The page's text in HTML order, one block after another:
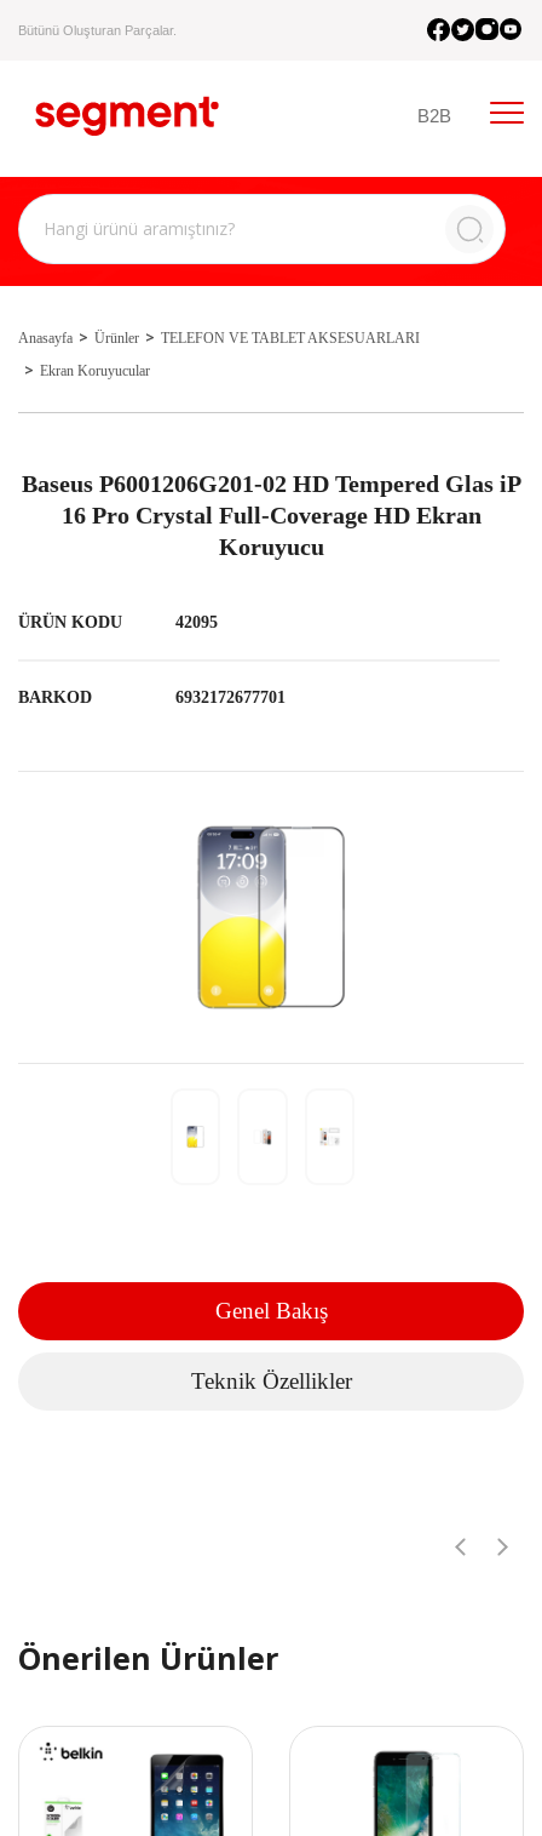
Bütünü Oluşturan Parçalar.
B2B
Anasayfa Ürünler
TELEFON VE TABLET AKSESUARLARI
Ekran Koruyucular
Baseus P6001206G201-02 HD Tempered Glas iP
16 Pro Crystal Full-Coverage HD Ekran
Koruyucu
ÜRÜN KODU 42095
BARKOD 6932172677701
Genel Bakış
Teknik Özellikler
Önerilen Ürünler